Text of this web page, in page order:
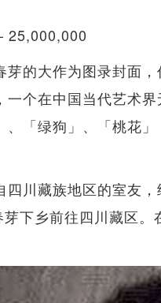
25,000,000
的大作为图录封面
个在中国当代艺术
、「绿狗」、「桃花
四川藏族地区的室友
下乡前往四川藏区